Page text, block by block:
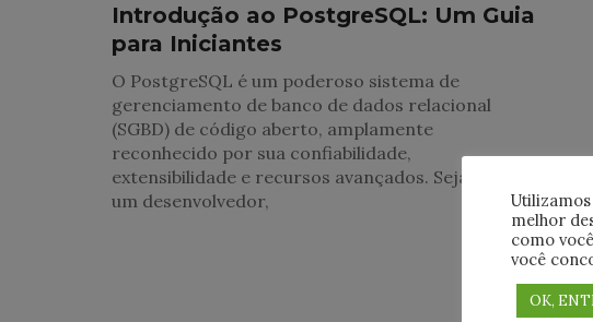
Introdução ao PostgreSQL: Um Guia
para Iniciantes
O PostgreSQL é um poderoso sistema de
gerenciamento de banco de dados relacional
(SGBD) de código aberto, amplamente
reconhecido por sua confiabilidade,
extensibilidade e recursos avançados. Seja você
um desenvolvedor,
melhor
como
você
OK,